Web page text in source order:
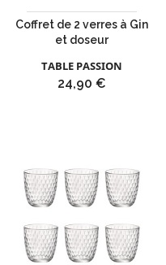
Coffret de 2 verres à Gin
et doseur
TABLE PASSION
Prix
24,90 €